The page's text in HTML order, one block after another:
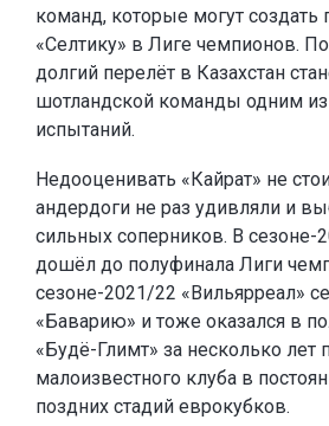
команд, которые могут
«Селтику» в Лиге чемпионов.
долгий перелёт в Казахстан
шотландской команды одним
испытаний.
Недооценивать «Кайрат» не
андердоги не раз удивляли и
сильных соперников. В сезоне-
дошёл до полуфинала Лиги
сезоне-2021/22 «Вильярреал»
«Баварию» и тоже оказался в
«Будё-Глимт» за несколько лет
малоизвестного клуба в
поздних стадий еврокубков.